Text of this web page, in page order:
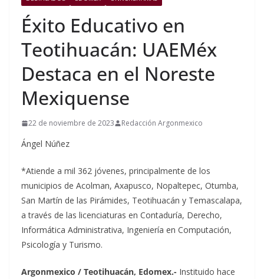
Éxito Educativo en
Teotihuacán: UAEMéx
Destaca en el Noreste
Mexiquense
22 de noviembre de 2023 Redacción Argonmexico
Ángel Núñez
*Atiende a mil 362 jóvenes, principalmente de los
municipios de Acolman, Axapusco, Nopaltepec, Otumba,
San Martín de las Pirámides, Teotihuacán y Temascalapa,
a través de las licenciaturas en Contaduría, Derecho,
Informática Administrativa, Ingeniería en Computación,
Psicología y Turismo.
Argonmexico / Teotihuacán, Edomex.- Instituido hace